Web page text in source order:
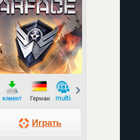
Играть